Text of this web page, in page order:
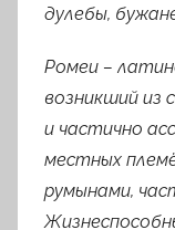
дулебы,
Ромеи –
возникший из
и частично
местных
румынами,